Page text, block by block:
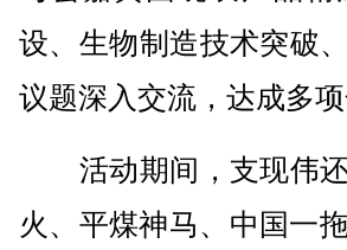
设、生物制造技术突破
议题深入交流，达成多项
活动期间，支现伟还
火、平煤神马、中国一